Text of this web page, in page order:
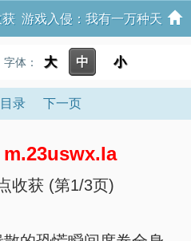
游戏入侵：我有一万种天
赋
体： 大 中 小
目录 下一页
m.23uswx.la
收获 (第1/3页)